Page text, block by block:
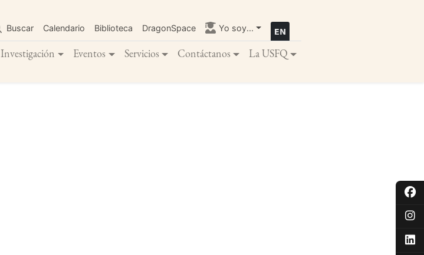
contenido
principal
Buscar Calendario Biblioteca DragonSpace Yo soy...
Investigación Eventos Servicios Contáctanos La USFQ